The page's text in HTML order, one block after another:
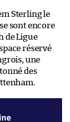
Sterling le
sont encore
de Ligue
réservé
une
des